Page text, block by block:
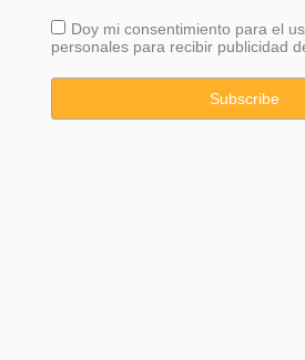
Doy mi consentimiento para el
personales para recibir publicidad